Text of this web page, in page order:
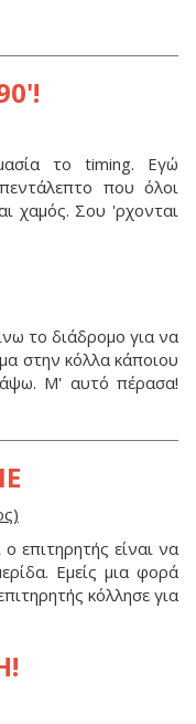
το timing. Εγώ
που όλοι
χαμός. Σου 'ρχονται
το διάδρομο για να
στην κόλλα κάποιου
Μ' αυτό πέρασα!
επιτηρητής είναι να
Εμείς μια φορά
κόλλησε για